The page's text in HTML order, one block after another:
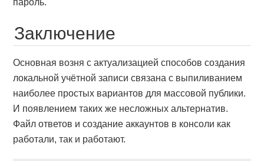
Заключение
Основная возня с актуализацией способов создания
локальной учётной записи связана с выпиливанием
наиболее простых вариантов для массовой публики.
И появлением таких же несложных альтернатив.
Файл ответов и создание аккаунтов в консоли как
работали, так и работают.